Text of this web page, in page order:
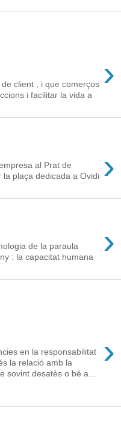
›
client , i que comerços
i facilitar la vida a
›
al Prat de
plaça dedicada a Ovidi
›
de la paraula
: la capacitat humana
›
en la responsabilitat
la relació amb la
sovint desatès o bé a...